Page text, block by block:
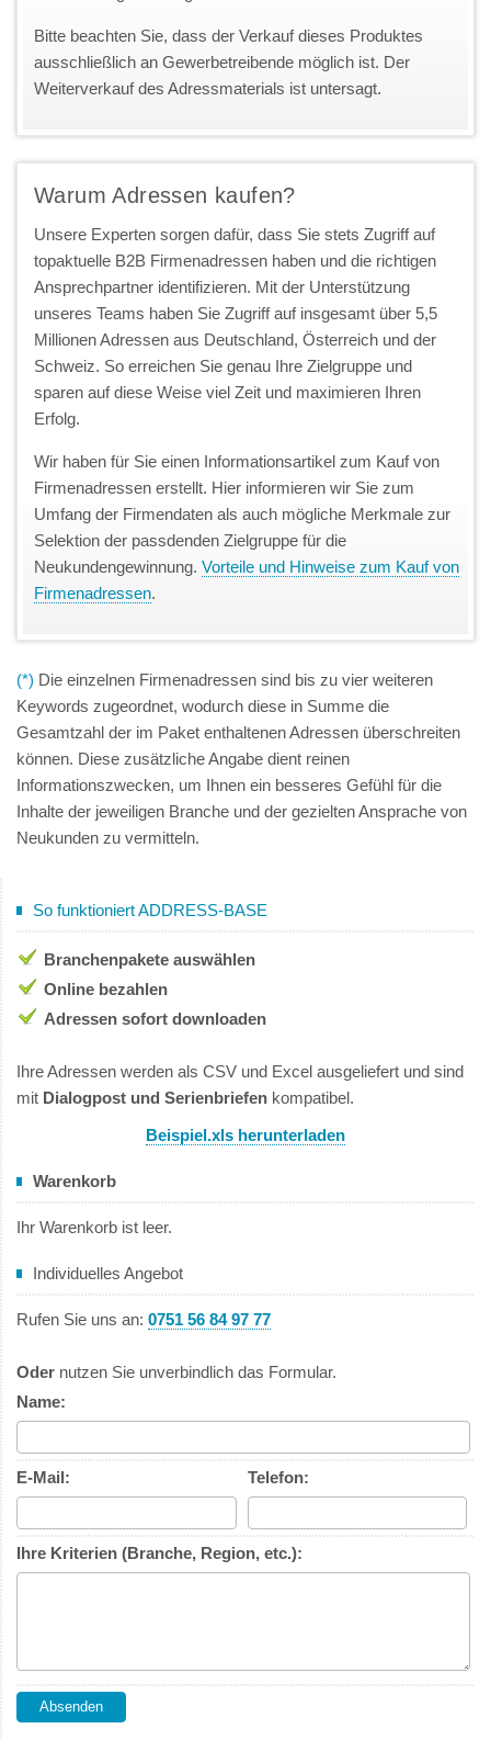
Bitte beachten Sie, dass der Verkauf dieses Produktes
ausschließlich an Gewerbetreibende möglich ist. Der
Weiterverkauf des Adressmaterials ist untersagt.
Warum Adressen kaufen?
Unsere Experten sorgen dafür, dass Sie stets Zugriff auf
topaktuelle B2B Firmenadressen haben und die richtigen
Ansprechpartner identifizieren. Mit der Unterstützung
unseres Teams haben Sie Zugriff auf insgesamt über 5,5
Millionen Adressen aus Deutschland, Österreich und der
Schweiz. So erreichen Sie genau Ihre Zielgruppe und
sparen auf diese Weise viel Zeit und maximieren Ihren
Erfolg.
Wir haben für Sie einen Informationsartikel zum Kauf von
Firmenadressen erstellt. Hier informieren wir Sie zum
Umfang der Firmendaten als auch mögliche Merkmale zur
Selektion der passdenden Zielgruppe für die
Neukundengewinnung. Vorteile und Hinweise zum Kauf von
Firmenadressen.
(*) Die einzelnen Firmenadressen sind bis zu vier weiteren
Keywords zugeordnet, wodurch diese in Summe die
Gesamtzahl der im Paket enthaltenen Adressen überschreiten
können. Diese zusätzliche Angabe dient reinen
Informationszwecken, um Ihnen ein besseres Gefühl für die
Inhalte der jeweiligen Branche und der gezielten Ansprache von
Neukunden zu vermitteln.
So funktioniert ADDRESS-BASE
Branchenpakete auswählen
Online bezahlen
Adressen sofort downloaden
Ihre Adressen werden als CSV und Excel ausgeliefert und sind
mit Dialogpost und Serienbriefen kompatibel.
Beispiel.xls herunterladen
Warenkorb
Ihr Warenkorb ist leer.
Individuelles Angebot
Rufen Sie uns an: 0751 56 84 97 77
Oder nutzen Sie unverbindlich das Formular.
Name:
E-Mail: Telefon:
Ihre Kriterien (Branche, Region, etc.):